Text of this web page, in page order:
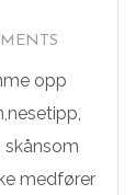
opp
skånsom
medfører